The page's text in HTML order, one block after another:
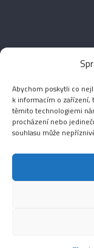
Abychom poskytli co
k informacím o zařízení,
těmito technologiemi
procházení nebo
souhlasu může
Copyright
Theme: